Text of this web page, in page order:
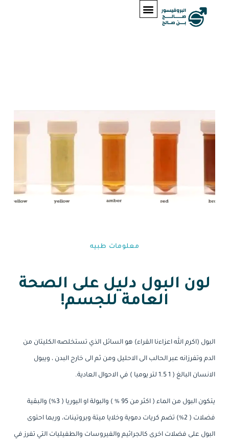
معلومات طبيه⁩
لون البول دليل على الصحة
العامة للجسم!
البول (اكرم الله اعزاءنا القراء) هو السائل الذي تستخلصه الكليتان من
الدم وتفرزانه عبر الحالب الى الاحليل ومن ثم الى خارج البدن ، ويبول
الانسان البالغ ( 1 1.5 لتر يوميا ) في الاحوال العادية.
يتكون البول من الماء ( اكثر من 95 % ) والبولة او اليوريا ( 3%) والبقية
فضلات ( 2%) تضم كريات دموية وخلايا ميتة وبروتينات، وربما احتوى
البول على فضلات اخرى كالجراثيم والفيروسات والطفيليات التي تفرز في